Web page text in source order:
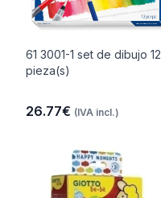
61 3001-1 set de dibujo 12
pieza(s)
26.77€ (IVA incl.)